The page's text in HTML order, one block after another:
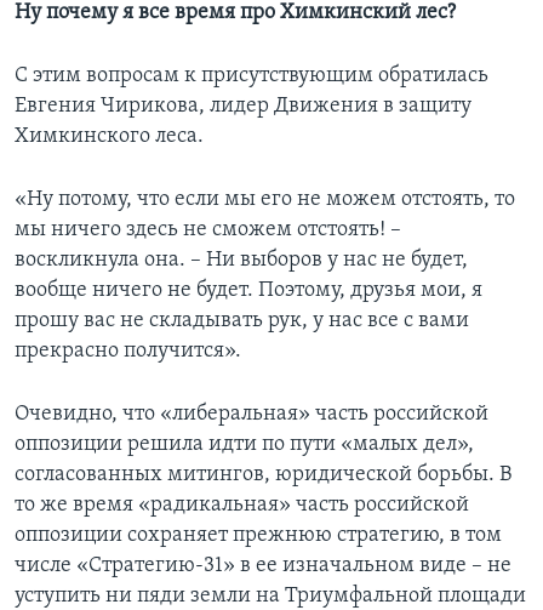
Ну почему я все время про Химкинский лес?
С этим вопросам к присутствующим обратилась
Евгения Чирикова, лидер Движения в защиту
Химкинского леса.
«Ну потому, что если мы его не можем отстоять, то
мы ничего здесь не сможем отстоять! –
воскликнула она. – Ни выборов у нас не будет,
вообще ничего не будет. Поэтому, друзья мои, я
прошу вас не складывать рук, у нас все с вами
прекрасно получится».
Очевидно, что «либеральная» часть российской
оппозиции решила идти по пути «малых дел»,
согласованных митингов, юридической борьбы. В
то же время «радикальная» часть российской
оппозиции сохраняет прежнюю стратегию, в том
числе «Стратегию-31» в ее изначальном виде – не
уступить ни пяди земли на Триумфальной площади